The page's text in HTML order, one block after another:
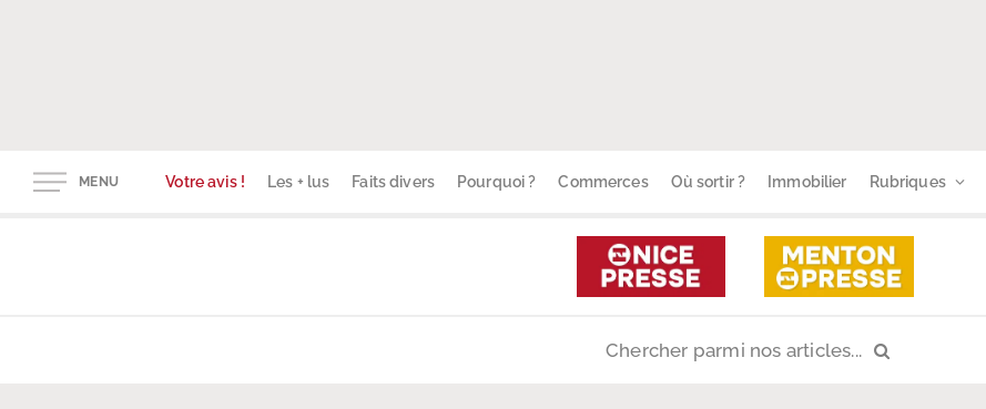
Votre avis ! Les + lus Faits divers Pourquoi ? Commerces Où sortir ? Immobilier Rubriques